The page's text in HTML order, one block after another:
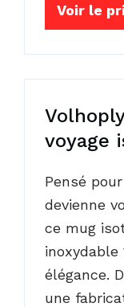
Voir le
voyage
Pensé
devienne
ce mug
élégance.
une